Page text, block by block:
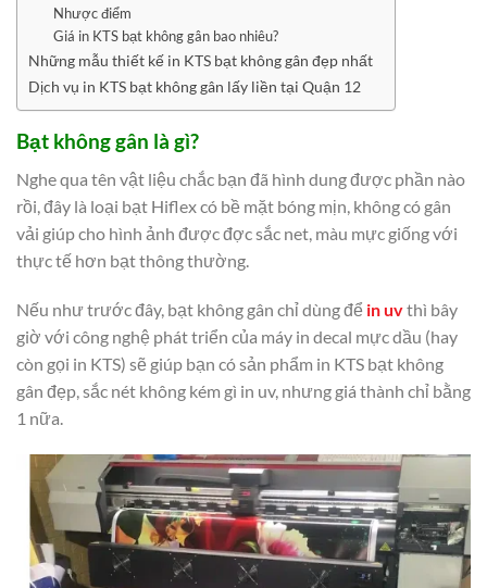
Nhược điểm
Giá in KTS bạt không gân bao nhiêu?
Những mẫu thiết kế in KTS bạt không gân đẹp nhất
Dịch vụ in KTS bạt không gân lấy liền tại Quận 12
Bạt không gân là gì?
Nghe qua tên vật liệu chắc bạn đã hình dung được phần nào
rồi, đây là loại bạt Hiflex có bề mặt bóng mịn, không có gân
vải giúp cho hình ảnh được đợc sắc net, màu mực giống với
thực tế hơn bạt thông thường.
Nếu như trước đây, bạt không gân chỉ dùng để in uvthì bây
giờ với công nghệ phát triển của máy in decal mực dầu (hay
còn gọi in KTS) sẽ giúp bạn có sản phẩm in KTS bạt không
gân đẹp, sắc nét không kém gì in uv, nhưng giá thành chỉ bằng
1 nữa.